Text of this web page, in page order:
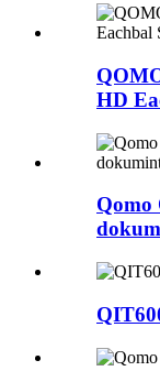
HD
Qomo